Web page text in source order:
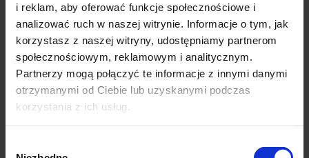
i reklam, aby oferować funkcje społecznościowe i
analizować ruch w naszej witrynie. Informacje o tym, jak
korzystasz z naszej witryny, udostępniamy partnerom
społecznościowym, reklamowym i analitycznym.
Partnerzy mogą połączyć te informacje z innymi danymi
otrzymanymi od Ciebie lub uzyskanymi podczas
korzystania z ich usług.
względu na to, czy jest to park, ogród, plac zabaw
czy miejsce publiczne, ta metalowa ławka będzie
doskonałym uzupełnieniem przestrzeni, łącząc styl,
funkcjonalność i trwałość.
DANE TECHNICZNE:
Wysokość:100 cm